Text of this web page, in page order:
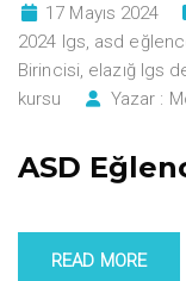
17 Mayıs 2024
2024 lgs, asd
Birincisi, elazığ lgs
kursu
Yazar :
ASD
READ MORE